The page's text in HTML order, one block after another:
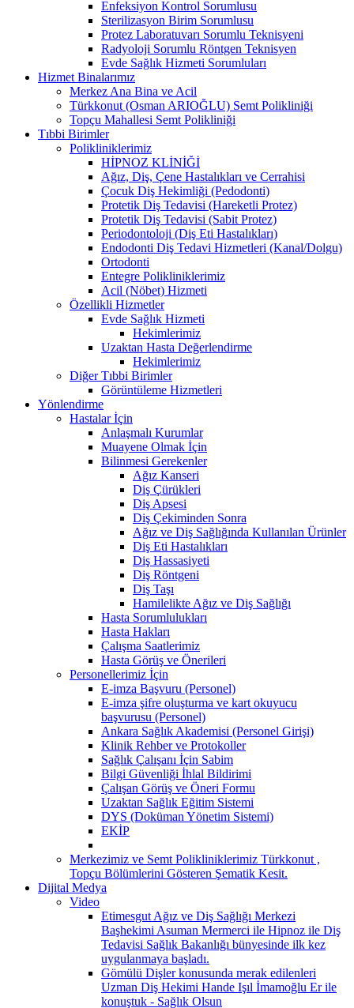
Enfeksiyon Kontrol Sorumlusu
Sterilizasyon Birim Sorumlusu
Protez Laboratuvarı Sorumlu Teknisyeni
Radyoloji Sorumlu Röntgen Teknisyen
Evde Sağlık Hizmeti Sorumluları
Hizmet Binalarımız
Merkez Ana Bina ve Acil
Türkkonut (Osman ARIOĞLU) Semt Polikliniği
Topçu Mahallesi Semt Polikliniği
Tıbbi Birimler
Polikliniklerimiz
HİPNOZ KLİNİĞİ
Ağız, Diş, Çene Hastalıkları ve Cerrahisi
Çocuk Diş Hekimliği (Pedodonti)
Protetik Diş Tedavisi (Hareketli Protez)
Protetik Diş Tedavisi (Sabit Protez)
Periodontoloji (Diş Eti Hastalıkları)
Endodonti Diş Tedavi Hizmetleri (Kanal/Dolgu)
Ortodonti
Entegre Polikliniklerimiz
Acil (Nöbet) Hizmeti
Özellikli Hizmetler
Evde Sağlık Hizmeti
Hekimlerimiz
Uzaktan Hasta Değerlendirme
Hekimlerimiz
Diğer Tıbbi Birimler
Görüntüleme Hizmetleri
Yönlendirme
Hastalar İçin
Anlaşmalı Kurumlar
Muayene Olmak İçin
Bilinmesi Gerekenler
Ağız Kanseri
Diş Çürükleri
Diş Apsesi
Diş Çekiminden Sonra
Ağız ve Diş Sağlığında Kullanılan Ürünler
Diş Eti Hastalıkları
Diş Hassasiyeti
Diş Röntgeni
Diş Taşı
Hamilelikte Ağız ve Diş Sağlığı
Hasta Sorumlulukları
Hasta Hakları
Çalışma Saatlerimiz
Hasta Görüş ve Önerileri
Personellerimiz İçin
E-imza Başvuru (Personel)
E-imza şifre oluşturma ve kart okuyucu
başvurusu (Personel)
Ankara Sağlık Akademisi (Personel Girişi)
Klinik Rehber ve Protokoller
Sağlık Çalışanı İçin Sabim
Bilgi Güvenliği İhlal Bildirimi
Çalışan Görüş ve Öneri Formu
Uzaktan Sağlık Eğitim Sistemi
DYS (Doküman Yönetim Sistemi)
EKİP
Merkezimiz ve Semt Polikliniklerimiz Türkkonut ,
Topçu Bölümlerini Gösteren Şematik Kesit.
Dijital Medya
Video
Etimesgut Ağız ve Diş Sağlığı Merkezi
Başhekimi Asuman Mermerci ile Hipnoz ile Diş
Tedavisi Sağlık Bakanlığı bünyesinde ilk kez
uygulanmaya başladı.
Gömülü Dişler konusunda merak edilenleri
Uzman Diş Hekimi Hande Işıl İmamoğlu Er ile
konuştuk - Sağlık Olsun